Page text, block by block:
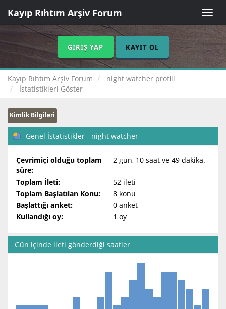
Toggle
Kayıp Rıhtım Arşiv Forum
GIRIŞ YAP KAYIT OL
Kayıp Rıhtım Arşiv Forum
night watcher profili
İstatistikleri Göster
Kimlik Bilgileri
Genel İstatistikler - night watcher
Çevrimiçi olduğu toplam
süre:
2 gün, 10 saat ve 49 dakika.
Toplam İleti:
52 ileti
Toplam Başlatılan Konu:
8 konu
Başlattığı anket:
0 anket
Kullandığı oy:
1 oy
Gün içinde ileti gönderdiği saatler